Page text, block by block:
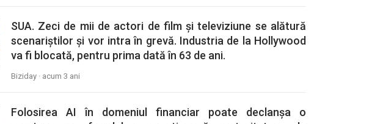
SUA. Zeci de mii de actori de film și televiziune se alătură
scenariștilor și vor intra în grevă. Industria de la Hollywood
va fi blocată, pentru prima dată în 63 de ani.
Biziday · acum 3 ani
Folosirea AI în domeniul financiar poate declanșa o